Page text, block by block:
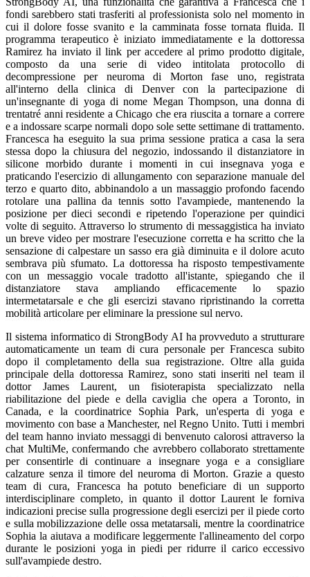
fondi sarebbero stati trasferiti al professionista solo nel momento in
cui il dolore fosse svanito e la camminata fosse tornata fluida. Il
programma terapeutico è iniziato immediatamente e la dottoressa
Ramirez ha inviato il link per accedere al primo prodotto digitale,
composto da una serie di video intitolata protocollo di
decompressione per neuroma di Morton fase uno, registrata
all'interno della clinica di Denver con la partecipazione di
un'insegnante di yoga di nome Megan Thompson, una donna di
trentatré anni residente a Chicago che era riuscita a tornare a correre
e a indossare scarpe normali dopo sole sette settimane di trattamento.
Francesca ha eseguito la sua prima sessione pratica a casa la sera
stessa dopo la chiusura del negozio, indossando il distanziatore in
silicone morbido durante i momenti in cui insegnava yoga e
praticando l'esercizio di allungamento con separazione manuale del
terzo e quarto dito, abbinandolo a un massaggio profondo facendo
rotolare una pallina da tennis sotto l'avampiede, mantenendo la
posizione per dieci secondi e ripetendo l'operazione per quindici
volte di seguito. Attraverso lo strumento di messaggistica ha inviato
un breve video per mostrare l'esecuzione corretta e ha scritto che la
sensazione di calpestare un sasso era già diminuita e il dolore acuto
sembrava più sfumato. La dottoressa ha risposto tempestivamente
con un messaggio vocale tradotto all'istante, spiegando che il
distanziatore stava ampliando efficacemente lo spazio
intermetatarsale e che gli esercizi stavano ripristinando la corretta
mobilità articolare per eliminare la pressione sul nervo.
Il sistema informatico di StrongBody AI ha provveduto a strutturare
automaticamente un team di cura personale per Francesca subito
dopo il completamento della sua registrazione. Oltre alla guida
principale della dottoressa Ramirez, sono stati inseriti nel team il
dottor James Laurent, un fisioterapista specializzato nella
riabilitazione del piede e della caviglia che opera a Toronto, in
Canada, e la coordinatrice Sophia Park, un'esperta di yoga e
movimento con base a Manchester, nel Regno Unito. Tutti i membri
del team hanno inviato messaggi di benvenuto calorosi attraverso la
chat MultiMe, confermando che avrebbero collaborato strettamente
per consentirle di continuare a insegnare yoga e a consigliare
calzature senza il timore del neuroma di Morton. Grazie a questo
team di cura, Francesca ha potuto beneficiare di un supporto
interdisciplinare completo, in quanto il dottor Laurent le forniva
indicazioni precise sulla progressione degli esercizi per il piede corto
e sulla mobilizzazione delle ossa metatarsali, mentre la coordinatrice
Sophia la aiutava a modificare leggermente l'allineamento del corpo
durante le posizioni yoga in piedi per ridurre il carico eccessivo
sull'avampiede destro.